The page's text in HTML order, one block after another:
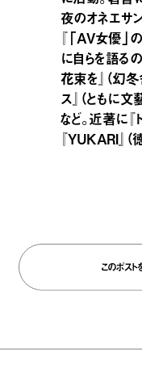
夜のオネエサ
『「AV女優
に自らを語る
花束を』（幻冬
ス』（ともに文
など。近著に『
『YUKARI』（
このポスト